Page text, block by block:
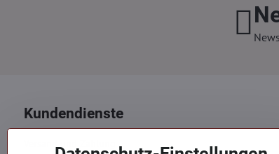
Kundendienste